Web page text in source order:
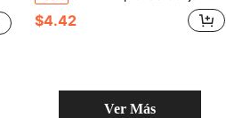
$4.42
Ver Más